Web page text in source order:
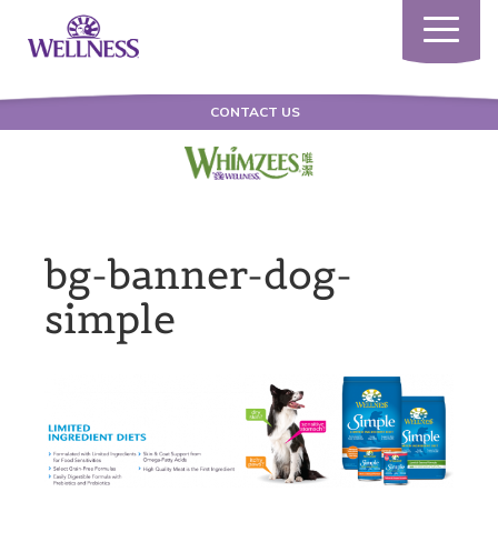
Toggle
CONTACT US
bg-banner-dog-
simple